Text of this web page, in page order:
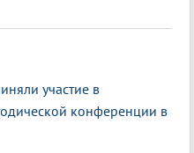
участие в
конференции в